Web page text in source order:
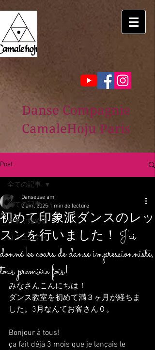
Danse Compagnie
CamaleHoju Paris
Post
全ての記事
今すぐ始める
コミュニティ
全ての記事
初めて印象派ダンスのレッ
スンを行いました！ J'ai
donné ke cours de danse impressionniste,
tous première fois!
Danseuse ami
2 avr. 2025 1 min de lecture
みなさんこんにちは！
ダンス教室を初めて満３ヶ月が経ちま
した。3月なんてお客さん０。
Bonjour à tous!
ça fait déjà 3 mois que je lançais le